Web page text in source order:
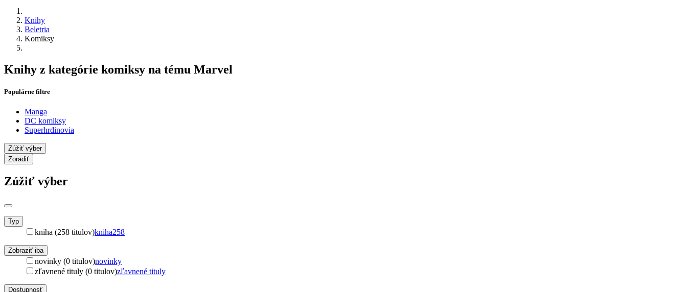
Knihy
Beletria
Komiksy
Knihy z kategórie komiksy na tému Marvel
Populárne filtre
Manga
DC komiksy
Superhrdinovia
Zúžiť výber
Zoradiť
Zúžiť výber
Typ
kniha (258 titulov)kniha258
Zobraziť iba
novinky (0 titulov)novinky
zľavnené tituly (0 titulov)zľavnené tituly
Dostupnosť